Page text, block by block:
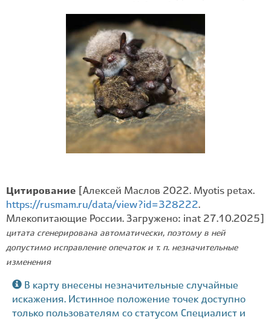
Цитирование
[Алексей Маслов 2022. Myotis petax.
https://rusmam.ru/data/view?id=328222.
Млекопитающие России. Загружено: inat 27.10.2025]
цитата сгенерирована автоматически, поэтому в ней
допустимо исправление опечаток и т. п. незначительные
изменения
В карту внесены незначительные случайные
искажения. Истинное положение точек доступно
только пользователям со статусом Специалист и